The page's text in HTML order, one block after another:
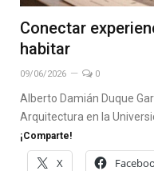
Conectar
habitar
09/06/2026 0
Alberto Damián Duque
Arquitectura en la
¡Comparte!
X